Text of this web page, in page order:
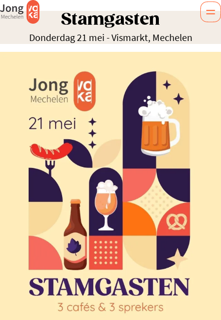
Stamgasten
Donderdag 21 mei -Vismarkt, Mechelen